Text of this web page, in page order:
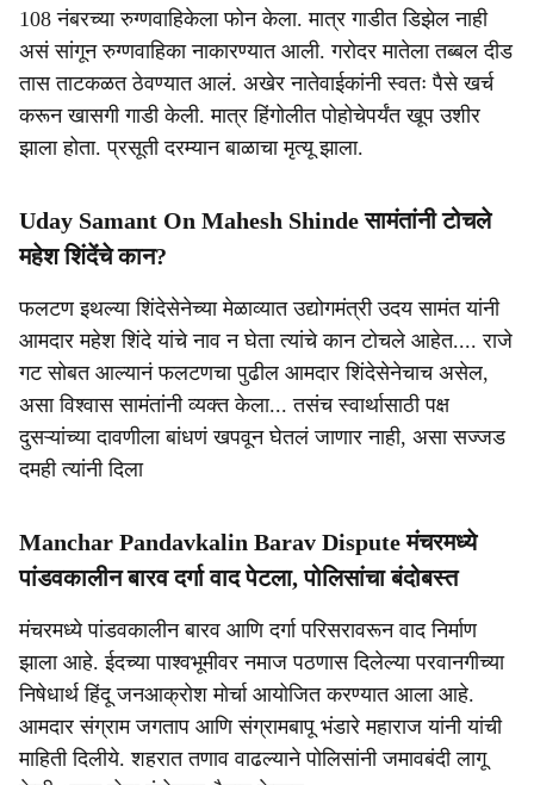
108 नंबरच्या रुग्णवाहिकेला फोन केला. मात्र गाडीत डिझेल नाही
असं सांगून रुग्णवाहिका नाकारण्यात आली. गरोदर मातेला तब्बल दीड
तास ताटकळत ठेवण्यात आलं. अखेर नातेवाईकांनी स्वतः पैसे खर्च
करून खासगी गाडी केली. मात्र हिंगोलीत पोहोचेपर्यंत खूप उशीर
झाला होता. प्रसूती दरम्यान बाळाचा मृत्यू झाला.
Uday Samant On Mahesh Shinde सामंतांनी टोचले
महेश शिंदेंचे कान?
फलटण इथल्या शिंदेसेनेच्या मेळाव्यात उद्योगमंत्री उदय सामंत यांनी
आमदार महेश शिंदे यांचे नाव न घेता त्यांचे कान टोचले आहेत.... राजे
गट सोबत आल्यानं फलटणचा पुढील आमदार शिंदेसेनेचाच असेल,
असा विश्वास सामंतांनी व्यक्त केला... तसंच स्वार्थासाठी पक्ष
दुसऱ्यांच्या दावणीला बांधणं खपवून घेतलं जाणार नाही, असा सज्जड
दमही त्यांनी दिला
Manchar Pandavkalin Barav Dispute मंचरमध्ये
पांडवकालीन बारव दर्गा वाद पेटला, पोलिसांचा बंदोबस्त
मंचरमध्ये पांडवकालीन बारव आणि दर्गा परिसरावरून वाद निर्माण
झाला आहे. ईदच्या पाश्वभूमीवर नमाज पठणास दिलेल्या परवानगीच्या
निषेधार्थ हिंदू जनआक्रोश मोर्चा आयोजित करण्यात आला आहे.
आमदार संग्राम जगताप आणि संग्रामबापू भंडारे महाराज यांनी यांची
माहिती दिलीये. शहरात तणाव वाढल्याने पोलिसांनी जमावबंदी लागू